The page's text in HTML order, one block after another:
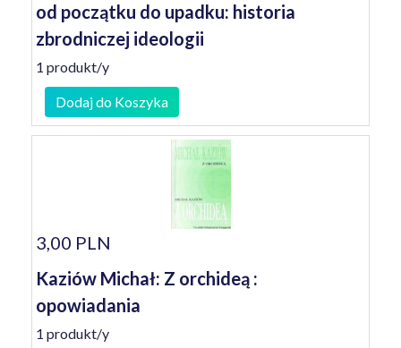
od początku do upadku: historia
zbrodniczej ideologii
1 produkt/y
Dodaj do Koszyka
3,00 PLN
Kaziów Michał: Z orchideą :
opowiadania
1 produkt/y